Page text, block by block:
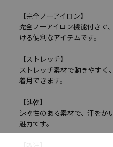
【完全ノーアイロン】
完全ノーアイロン機能付きで
ける便利なアイテムです。
【ストレッチ】
ストレッチ素材で動きやすく
着用できます。
【速乾】
速乾性のある素材で、汗をか
魅力です。